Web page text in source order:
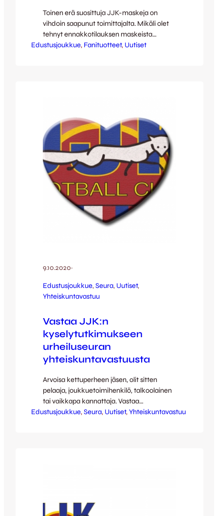
Toinen erä suosittuja JJK-maskeja on
vihdoin saapunut toimittajalta. Mikäli olet
tehnyt ennakkotilauksen maskeista
tilauksesi on lunastettavissa sunnuntain
viikolla. Tilauksen tehneille on myös
lähetetty viestiä. Myös…
Edustusjoukkue, Fanituotteet, Uutiset
9.10.2020·
Edustusjoukkue, Seura, Uutiset
Yhteiskuntavastuu
Vastaa JJK:n
kyselytutkimukseen
urheiluseuran
yhteiskuntavastuusta
Arvoisa kettuperheen jäsen, olit sitten
pelaaja, joukkuetoimihenkilö, talkoolainen
tai vaikkapa kannattaja. Vastaa
teettämäämme kyselytutkimukseen
ammattikorkeakouluun urheiluseuran
Edustusjoukkue, Seura, Uutiset, Yhteiskuntavastuu